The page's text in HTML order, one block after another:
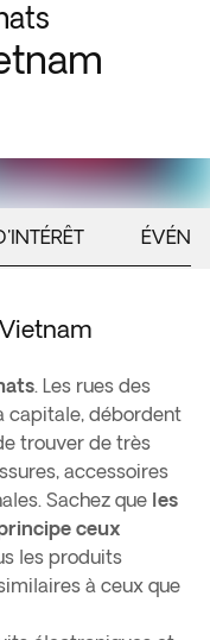
. Les rues des
capitale, débordent
trouver de très
accessoires
Sachez que les
ceux
les produits
à ceux que